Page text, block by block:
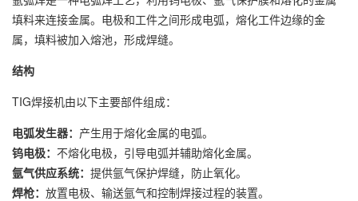
填料来连接金属。电极和工件之间形成电弧，熔化工件边缘的金
属，填料被加入熔池，形成焊缝。
结构
TIG焊接机由以下主要部件组成：
电弧发生器： 产生用于熔化金属的电弧。
钨电极： 不熔化电极，引导电弧并辅助熔化金属。
氩气供应系统： 提供氩气保护焊缝，防止氧化。
焊枪： 放置电极、输送氩气和控制焊接过程的装置。